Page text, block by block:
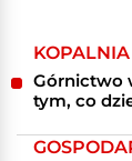
KOPALNIA
Górnictwo
tym, co